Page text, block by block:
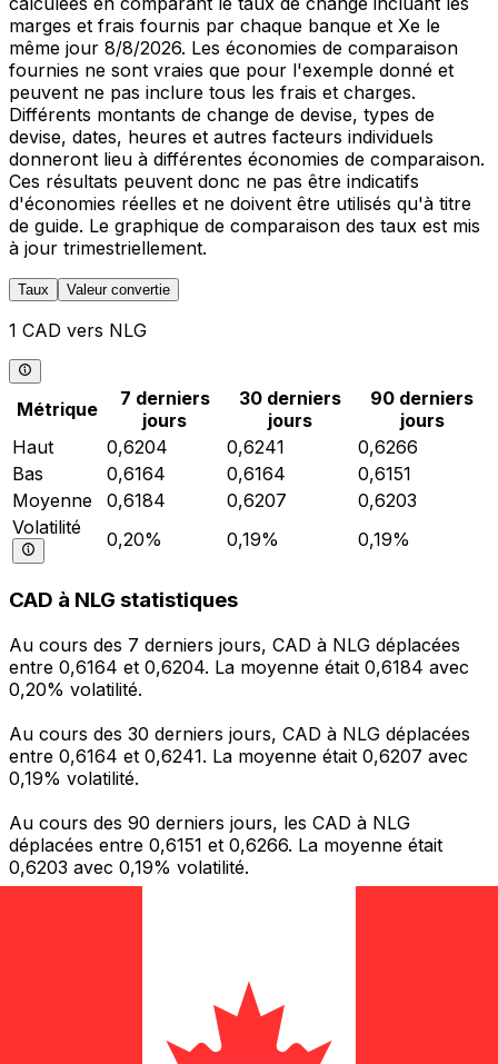
marges et frais fournis par chaque banque et Xe le
même jour 8/8/2026. Les économies de comparaison
fournies ne sont vraies que pour l'exemple donné et
peuvent ne pas inclure tous les frais et charges.
Différents montants de change de devise, types de
devise, dates, heures et autres facteurs individuels
donneront lieu à différentes économies de comparaison.
Ces résultats peuvent donc ne pas être indicatifs
d'économies réelles et ne doivent être utilisés qu'à titre
de guide. Le graphique de comparaison des taux est mis
à jour trimestriellement.
Taux Valeur convertie
1 CAD vers NLG
Métrique
7 derniers
jours
30 derniers
jours
90 derniers
jours
Haut
0,6204 0,6241
0,6266
Bas
0,6164 0,6164
0,6151
Moyenne
0,6184 0,6207
0,6203
Volatilité
0,20% 0,19% 0,19%
CAD à NLG statistiques
Au cours des 7 derniers jours, CAD à NLG déplacées
entre 0,6164 et 0,6204. La moyenne était 0,6184 avec
0,20% volatilité.
Au cours des 30 derniers jours, CAD à NLG déplacées
entre 0,6164 et 0,6241. La moyenne était 0,6207 avec
0,19% volatilité.
Au cours des 90 derniers jours, les CAD à NLG
déplacées entre 0,6151 et 0,6266. La moyenne était
0,6203 avec 0,19% volatilité.
L'application Xe réunit toutes les fonctionnalités
nécessaires pour vos transferts d'argent internationaux